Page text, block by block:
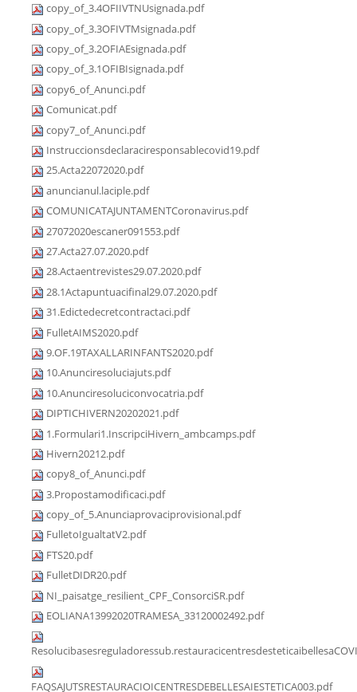
copy_of_3.4OFIIVTNUsignada.pdf
copy_of_3.3OFIVTMsignada.pdf
copy_of_3.2OFIAEsignada.pdf
copy_of_3.1OFIBIsignada.pdf
copy6_of_Anunci.pdf
Comunicat.pdf
copy7_of_Anunci.pdf
Instruccionsdeclaraciresponsablecovid19.pdf
25.Acta22072020.pdf
anuncianul.laciple.pdf
COMUNICATAJUNTAMENTCoronavirus.pdf
27072020escaner091553.pdf
27.Acta27.07.2020.pdf
28.Actaentrevistes29.07.2020.pdf
28.1Actapuntuacifinal29.07.2020.pdf
31.Edictedecretcontractaci.pdf
FulletAIMS2020.pdf
9.OF.19TAXALLARINFANTS2020.pdf
10.Anunciresoluciajuts.pdf
10.Anunciresoluciconvocatria.pdf
DIPTICHIVERN20202021.pdf
1.Formulari1.InscripciHivern_ambcamps.pdf
Hivern20212.pdf
copy8_of_Anunci.pdf
3.Propostamodificaci.pdf
copy_of_5.Anunciaprovaciprovisional.pdf
FulletoIgualtatV2.pdf
FTS20.pdf
FulletDIDR20.pdf
NI_paisatge_resilient_CPF_ConsorciSR.pdf
EOLIANA13992020TRAMESA_33120002492.pdf
FAQSAJUTSRESTAURACIOICENTRESDEBELLESAIESTETICA003.pdf